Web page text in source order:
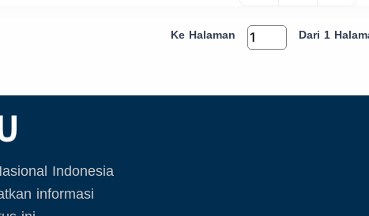
Ke Halaman Dari 1
Indonesia
informasi